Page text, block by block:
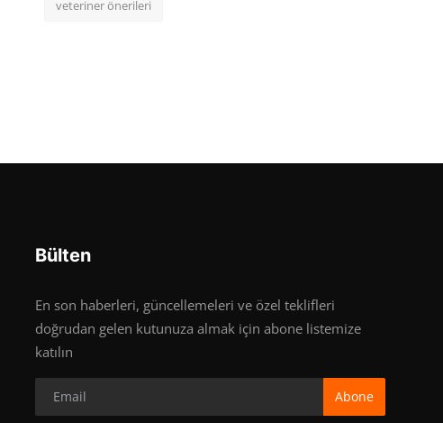
veteriner önerileri
Bülten
En son haberleri, güncellemeleri ve özel teklifleri
doğrudan gelen kutunuza almak için abone listemize
katılın
Abone